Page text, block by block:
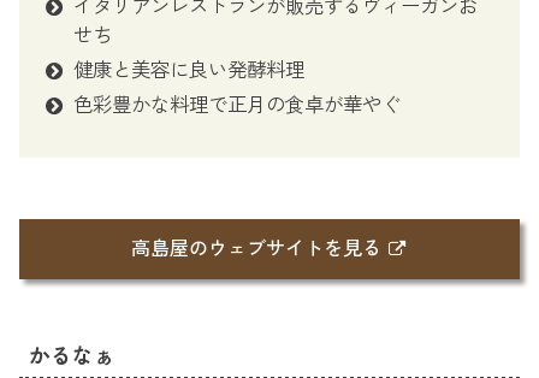
イタリアンレストランが販売するヴィーガンお
せち
健康と美容に良い発酵料理
色彩豊かな料理で正月の食卓が華やぐ
高島屋のウェブサイトを見る
かるなぁ